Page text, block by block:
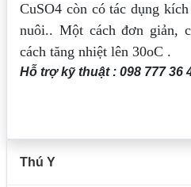
CuSO4 còn có tác dụng
nuôi.. Một cách đơn giản,
cách tăng nhiệt lên 30oC .
Hỗ trợ kỹ thuật : 098 777 36
Thú Y